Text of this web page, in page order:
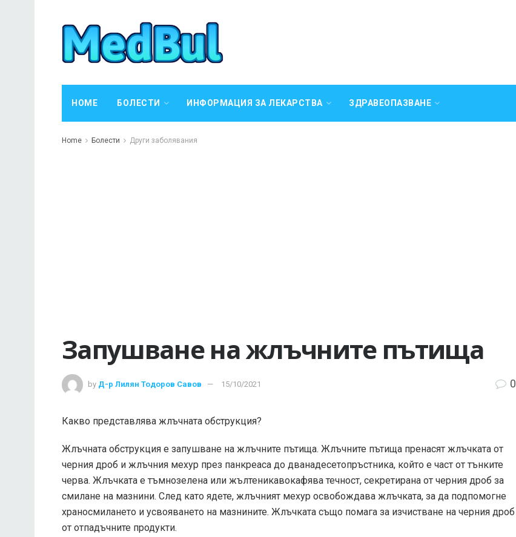
HOME БОЛЕСТИ ИНФОРМАЦИЯ ЗА ЛЕКАРСТВА ЗДРАВЕОПАЗВАНЕ
Home Болести Други заболявания
Запушване на жлъчните пътища
by Д-р Лилян Тодоров Савов 15/10/2021 0
Какво представлява жлъчната обструкция?
Жлъчната обструкция е запушване на жлъчните пътища. Жлъчните пътища пренасят жлъчката от
черния дроб и жлъчния мехур през панкреаса до дванадесетопръстника, който е част от тънките
черва. Жлъчката е тъмнозелена или жълтеникавокафява течност, секретирана от черния дроб за
смилане на мазнини. След като ядете, жлъчният мехур освобождава жлъчката, за да подпомогне
храносмилането и усвояването на мазнините. Жлъчката също помага за изчистване на черния дроб
от отпадъчните продукти.